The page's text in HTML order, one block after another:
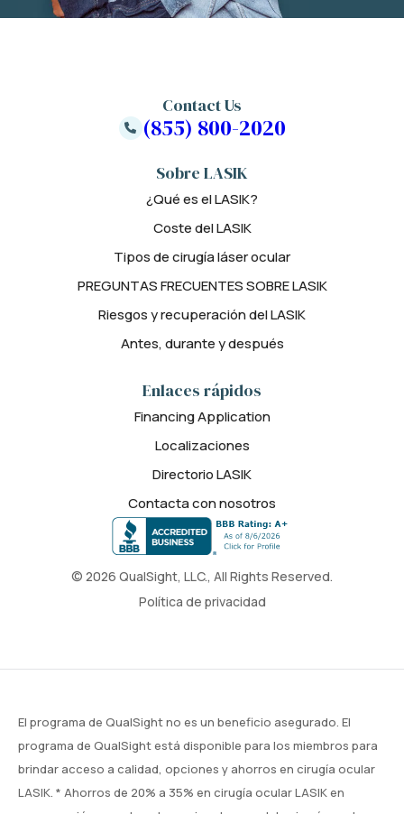
© 2026 QualSight, LLC., All Rights Reserved.
Política de privacidad
Sobre LASIK
¿Qué es el LASIK?
Coste del LASIK
Tipos de cirugía láser ocular
PREGUNTAS FRECUENTES SOBRE LASIK
Riesgos y recuperación del LASIK
Antes, durante y después
Enlaces rápidos
Financing Application
Localizaciones
Directorio LASIK
Contacta con nosotros
Contact Us
(855) 800-2020
El programa de QualSight no es un beneficio asegurado. El
programa de QualSight está disponible para los miembros para
brindar acceso a calidad, opciones y ahorros en cirugía ocular
LASIK. * Ahorros de 20% a 35% en cirugía ocular LASIK en